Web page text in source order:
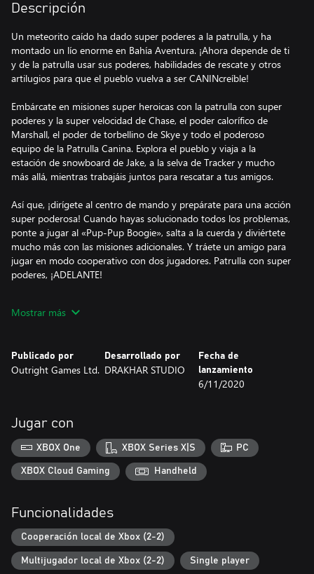
Descripción
Un meteorito caído ha dado super poderes a la patrulla, y ha
montado un lío enorme en Bahía Aventura. ¡Ahora depende de ti
y de la patrulla usar sus poderes, habilidades de rescate y otros
artilugios para que el pueblo vuelva a ser CANINcreíble!
Embárcate en misiones super heroicas con la patrulla con super
poderes y la super velocidad de Chase, el poder calorífico de
Marshall, el poder de torbellino de Skye y todo el poderoso
equipo de la Patrulla Canina. Explora el pueblo y viaja a la
estación de snowboard de Jake, a la selva de Tracker y mucho
más allá, mientras trabajáis juntos para rescatar a tus amigos.
Así que, ¡dirígete al centro de mando y prepárate para una acción
super poderosa! Cuando hayas solucionado todos los problemas,
ponte a jugar al «Pup-Pup Boogie», salta a la cuerda y diviértete
mucho más con las misiones adicionales. Y tráete un amigo para
jugar en modo cooperativo con dos jugadores. Patrulla con super
poderes, ¡ADELANTE!
*Requiere un mando de Xbox o similar para jugar en Windows
Mostrar más
Publicado por
Outright Games Ltd.
Desarrollado por
DRAKHAR STUDIO
Fecha de
lanzamiento
6/11/2020
Jugar con
XBOX One XBOX Series X|S PC
XBOX Cloud Gaming Handheld
Funcionalidades
Cooperación local de Xbox (2-2)
Multijugador local de Xbox (2-2) Single player